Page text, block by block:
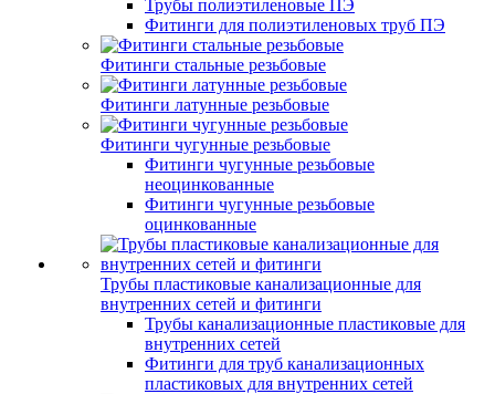
Трубы полиэтиленовые ПЭ
Фитинги для полиэтиленовых труб ПЭ
Фитинги стальные резьбовые
Фитинги латунные резьбовые
Фитинги чугунные резьбовые
Фитинги чугунные резьбовые
неоцинкованные
Фитинги чугунные резьбовые
оцинкованные
Трубы пластиковые канализационные для
внутренних сетей и фитинги
Трубы канализационные пластиковые для
внутренних сетей
Фитинги для труб канализационных
пластиковых для внутренних сетей